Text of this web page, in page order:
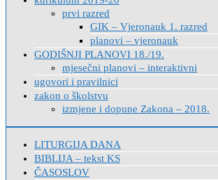
prvi razred
GIK – Vjeronauk 1. razred
planovi – vjeronauk
GODIŠNJI PLANOVI 18./19.
mjesečni planovi – interaktivni
ugovori i pravilnici
zakon o školstvu
izmjene i dopune Zakona – 2018.
LITURGIJA DANA
BIBLIJA – tekst KS
ČASOSLOV